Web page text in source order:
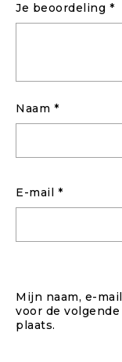
Je beoordeling *
Naam *
E-mail *
Mijn naam, e-
voor de
plaats.